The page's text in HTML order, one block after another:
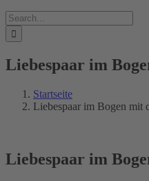
Suche
nach:
Liebespaar im
Startseite
Liebespaar im Bogen mit
Liebespaar im